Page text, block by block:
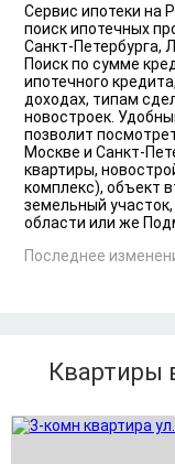
Сервис ипотеки на
поиск ипотечных
Санкт-Петербурга,
Поиск по сумме
ипотечного
доходах, типам
новостроек.
позволит
Москве и Санкт-
квартиры,
комплекс), объект
земельный
области или же
Последнее
Квартиры